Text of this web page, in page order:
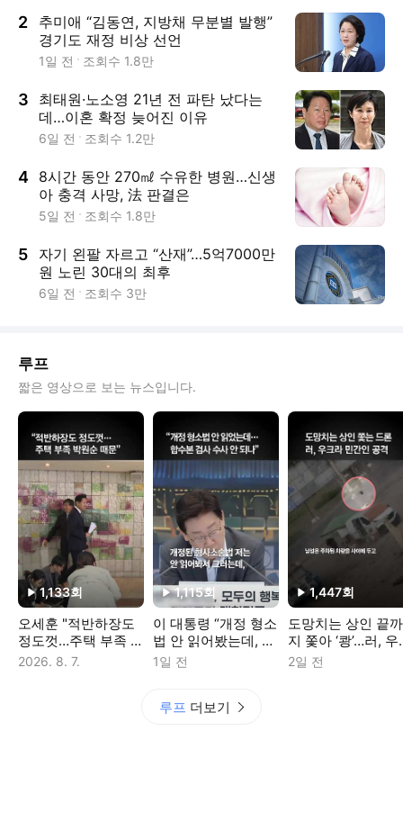
2
추미애 “김동연, 지방채 무분별 발행”
경기도 재정 비상 선언
1일 전 조회수 1.8만
3
최태원·노소영 21년 전 파탄 났다는
데…이혼 확정 늦어진 이유
6일 전 조회수 1.2만
4 8시간 동안 270㎖ 수유한 병원…신생
아 충격 사망, 法 판결은
5일 전 조회수 1.8만
5
자기 왼팔 자르고 “산재”…5억7000만
원 노린 30대의 최후
6일 전 조회수 3만
루프
짧은 영상으로 보는 뉴스입니다.
1,133회
오세훈 "적반하장도
정도껏…주택 부족 박
원순 때문이다"
2026. 8. 7.
1,115회
이 대통령 “개정 형소
법 안 읽어봤는데, 검
사 수사 안 된다고 돼
1일 전
1,447회
도망치는 상인 끝까
지 쫓아 ‘쾅’…러, 우
라 민간인 공격 충
2일 전
루프 더보기